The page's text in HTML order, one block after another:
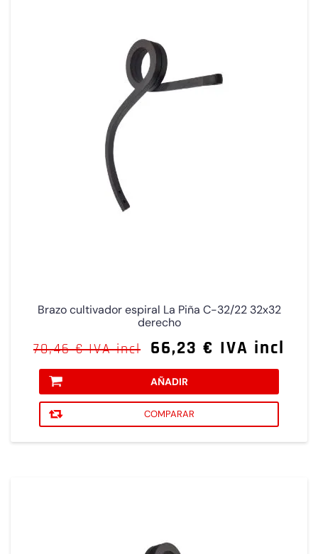
Brazo cultivador espiral La Piña C-32/22 32x32
derecho
70,46 € IVA incl 66,23 € IVA incl
AÑADIR
COMPARAR